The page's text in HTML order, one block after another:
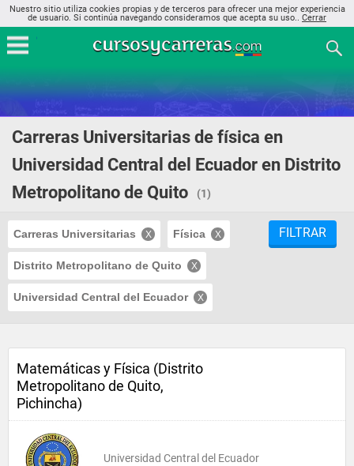
Nuestro sitio utiliza cookies propias y de terceros para ofrecer una mejor experiencia
de usuario. Si continúa navegando consideramos que acepta su uso.. Cerrar
Carreras Universitarias de física en
Universidad Central del Ecuador en Distrito
Metropolitano de Quito
(1)
Carreras Universitarias Física
Distrito Metropolitano de Quito
Universidad Central del Ecuador
FILTRAR
Matemáticas y Física (Distrito
Metropolitano de Quito,
Pichincha)
Universidad Central del Ecuador